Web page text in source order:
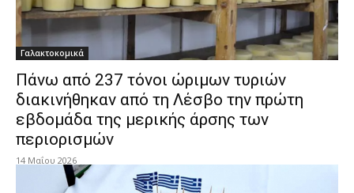
Γαλακτοκομικά
Πάνω από 237 τόνοι ώριμων τυριών
διακινήθηκαν από τη Λέσβο την πρώτη
εβδομάδα της μερικής άρσης των
περιορισμών
14 Μαΐου 2026